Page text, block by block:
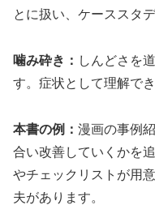
とに扱い、ケーススタ
噛み砕き： しんどさを
す。症状として理解で
本書の例： 漫画の事例
合い改善していくかを
やチェックリストが用
夫があります。